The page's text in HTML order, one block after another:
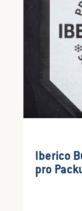
Iberico
pro